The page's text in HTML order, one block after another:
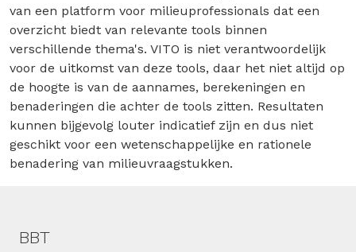
van een platform voor milieuprofessionals dat een
overzicht biedt van relevante tools binnen
verschillende thema's. VITO is niet verantwoordelijk
voor de uitkomst van deze tools, daar het niet altijd op
de hoogte is van de aannames, berekeningen en
benaderingen die achter de tools zitten. Resultaten
kunnen bijgevolg louter indicatief zijn en dus niet
geschikt voor een wetenschappelijke en rationele
benadering van milieuvraagstukken.
Hoofdmenu
BBT